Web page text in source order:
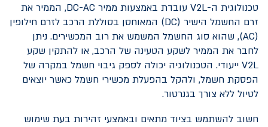
טכנולוגית ה-V2L עובדת באמצעות ממיר DC-AC, הממיר את
זרם החשמל הישיר (DC) המאוחסן בסוללת הרכב לזרם חילופין
(
AC), שהוא סוג החשמל המשמש את רוב המכשירים. ניתן
לחבר את הממיר לשקע הטעינה של הרכב, או להתקין שקע
V2L ייעודי. הטכנולוגיה יכולה לספק גיבוי חשמל במקרה של
הפסקת חשמל, ולהקל בהפעלת מכשירי חשמל כאשר יוצאים
לטיול ללא צורך בגנרטור.
חשוב להשתמש בציוד מתאים ובאמצעי זהירות בעת שימוש